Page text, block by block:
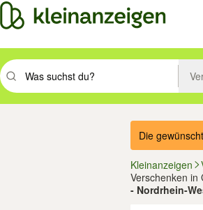
Suchbegriff eingeben. Eingabetaste drücken
Die
Kleinanzeigen
Verschenken in
- Nordrhein-